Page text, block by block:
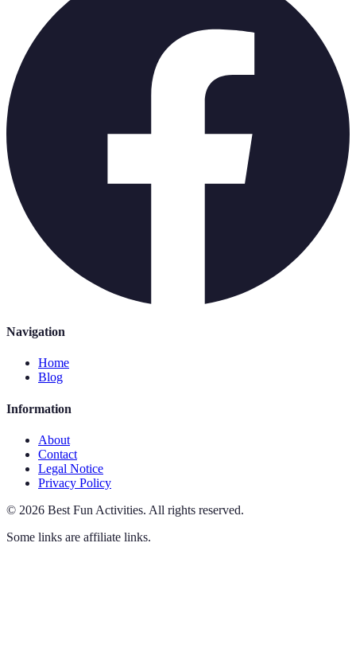
Navigation
Home
Blog
Information
About
Contact
Legal Notice
Privacy Policy
© 2026 Best Fun Activities. All rights reserved.
Some links are affiliate links.